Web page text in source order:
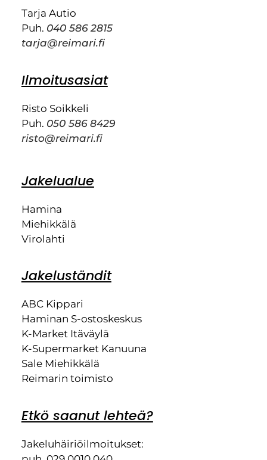
Tarja Autio
Puh. 040 586 2815
tarja@reimari.fi
Ilmoitusasiat
Risto Soikkeli
Puh. 050 586 8429
risto@reimari.fi
Jakelualue
Hamina
Miehikkälä
Virolahti
Jakeluständit
ABC Kippari
Haminan S-ostoskeskus
K-Market Itäväylä
K-Supermarket Kanuuna
Sale Miehikkälä
Reimarin toimisto
Etkö saanut lehteä?
Jakeluhäiriöilmoitukset: